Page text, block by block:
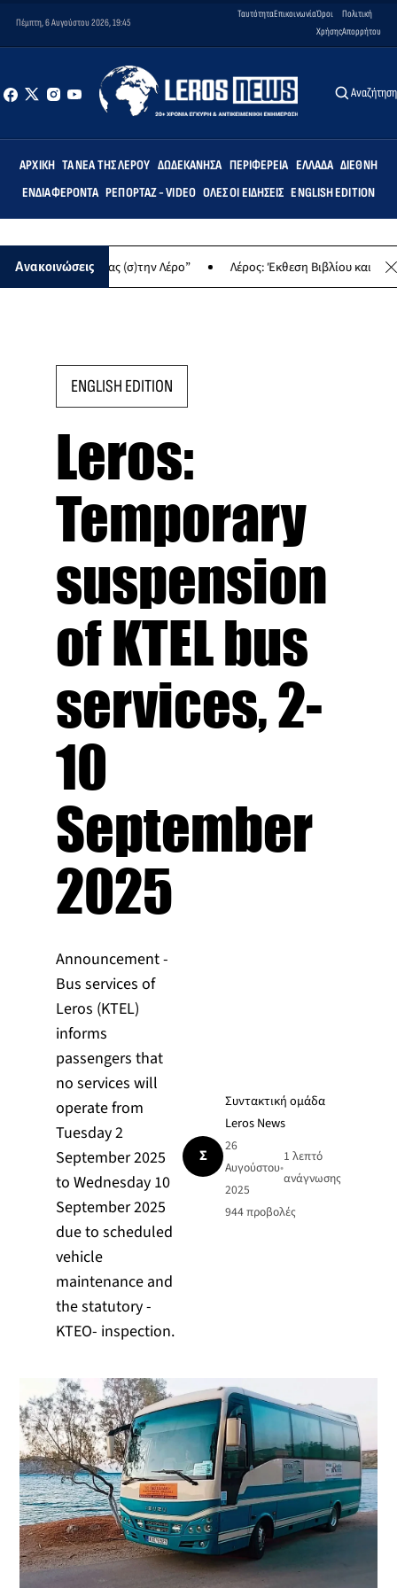
Πέμπτη, 6 Αυγούστου 2026, 19:45
ΤαυτότηταΕπικοινωνίαΌροι
Χρήσης
Πολιτική
Απορρήτου
Αναζήτηση
ΑΡΧΙΚΉ ΤΑ ΝΈΑ ΤΗΣ ΛΈΡΟΥ ΔΩΔΕΚΆΝΗΣΑ ΠΕΡΙΦΈΡΕΙΑ ΕΛΛΆΔΑ ΔΙΕΘΝΉ
ΕΝΔΙΑΦΈΡΟΝΤΑ ΡΕΠΟΡΤΆΖ - VIDEO ΌΛΕΣ ΟΙ ΕΙΔΉΣΕΙΣ ENGLISH EDITION
Ανακοινώσεις
“Δημιουργώντας (σ)την Λέρο” Λέρος: Έκθεση Βιβλίου και
ENGLISH EDITION
Leros:
Temporary
suspension
of KTEL bus
services, 2-
10
September
2025
Announcement -
Bus services of
Leros (KTEL)
informs
passengers that
no services will
operate from
Tuesday 2
September 2025
to Wednesday 10
September 2025
due to scheduled
vehicle
maintenance and
the statutory -
KTEO- inspection.
Σ
Συντακτική ομάδα
Leros News
26
Αυγούστου
2025
•
1 λεπτό
ανάγνωσης
944προβολές